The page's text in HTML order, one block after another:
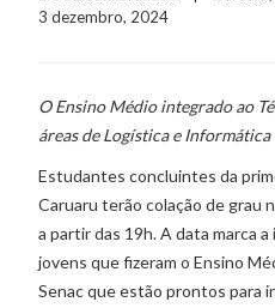
3 dezembro, 2024
OEnsino Médio integrado ao
áreas de Logística e Informática
Estudantes concluintes da
Caruaru terão colação de grau
a partir das 19h. A data marca
jovens que fizeram o Ensino
Senac que estão prontos para